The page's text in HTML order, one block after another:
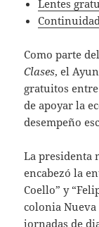
Lentes
Como parte
Clases, el
gratuitos
de apoyar la
desempeño
La
encabezó la
Coello” y
colonia
jornadas de